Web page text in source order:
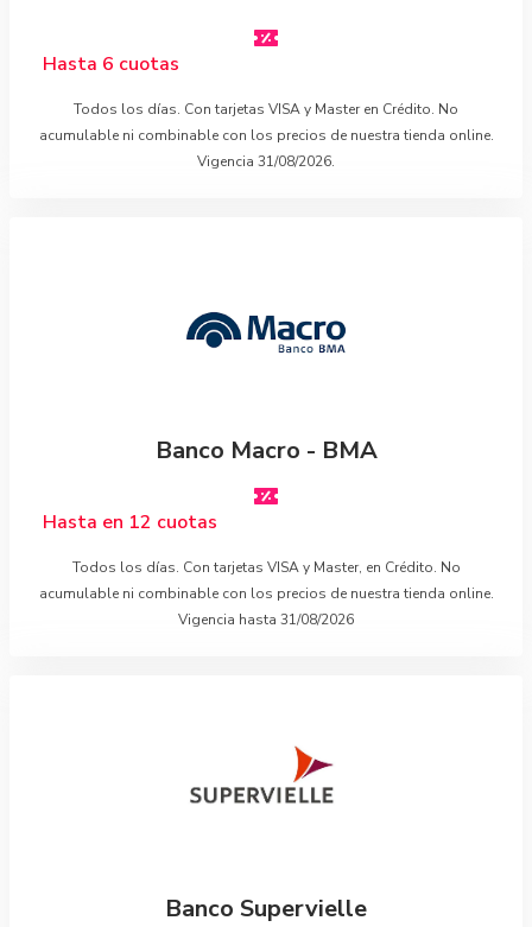
Hasta 6 cuotas
Todos los días. Con tarjetas VISA y Master en Crédito. No
acumulable ni combinable con los precios de nuestra tienda online.
Vigencia 31/08/2026.
Banco Macro - BMA
Hasta en 12 cuotas
Todos los días. Con tarjetas VISA y Master, en Crédito. No
acumulable ni combinable con los precios de nuestra tienda online.
Vigencia hasta 31/08/2026
Banco Supervielle